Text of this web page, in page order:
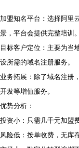
加盟知名平台：选择阿里
景，平台会提供完整培训。
目标客户定位：主要为当
设所需的域名注册服务。
业务拓展：除了域名注册
开发等增值服务。
优势分析：
投资小：只需几千元加盟
风险低：按单收费，无库